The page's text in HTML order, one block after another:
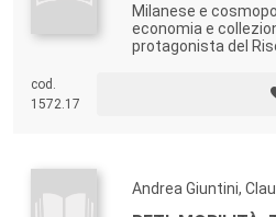
Milanese e
economia e
protagonista del
cod.
1572.17
Andrea Giuntini,